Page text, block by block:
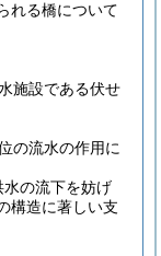
れる橋について
施設である伏せ
の流水の作用に
の流下を妨げ
構造に著しい支